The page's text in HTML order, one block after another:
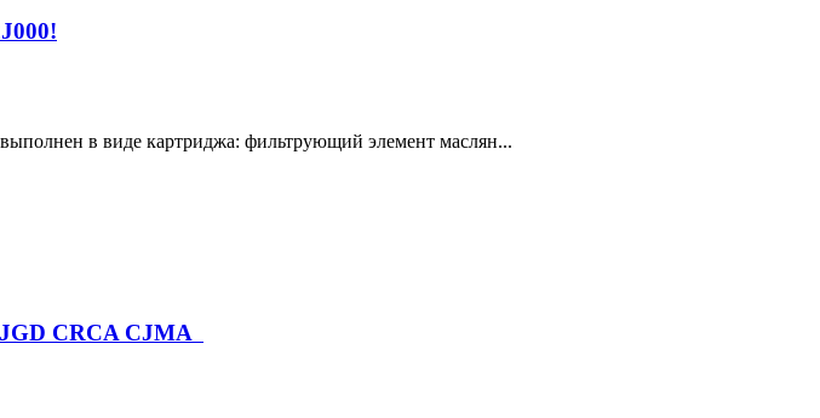
в виде картриджа: фильтрующий элемент маслян...
CRCA CJMA